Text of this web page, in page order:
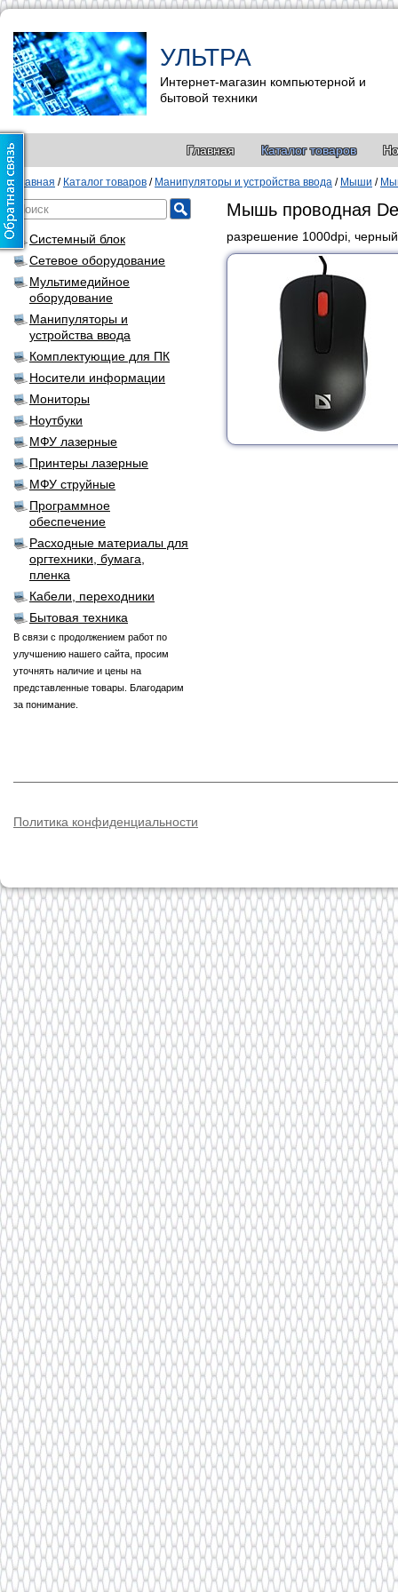
УЛЬТРА
Интернет-магазин компьютерной и
бытовой техники
Главная Каталог товаров
Главная / Каталог товаров / Манипуляторы и устройства ввода / Мыши /
Системный блок
Сетевое оборудование
Мультимедийное
оборудование
Манипуляторы и
устройства ввода
Комплектующие для ПК
Носители информации
Мониторы
Ноутбуки
МФУ лазерные
Принтеры лазерные
МФУ струйные
Программное
обеспечение
Расходные материалы для
оргтехники, бумага,
пленка
Кабели, переходники
Бытовая техника
В связи с продолжением работ по
улучшению нашего сайта, просим
уточнять наличие и цены на
представленные товары. Благодарим
за понимание.
Мышь проводная
разрешение 1000dpi,
Политика конфиденциальности